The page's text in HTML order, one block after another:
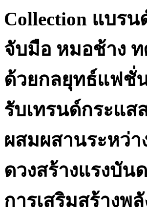
Collection แบรน
จับมือ หมอช้าง ท
ด้วยกลยุทธ์แฟชั่
รับเทรนด์กระแส
ผสมผสานระหว่า
ดวงสร้างแรงบัน
การเสริมสร้างพ